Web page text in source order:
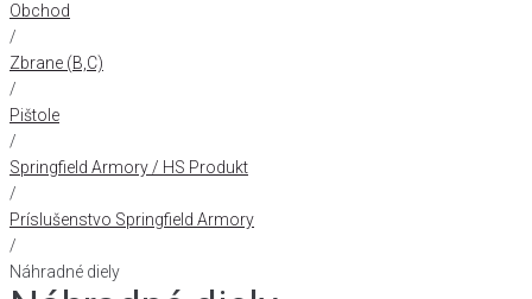
Obchod
/
Zbrane (B,C)
/
Pištole
/
Springfield Armory / HS Produkt
/
Príslušenstvo Springfield Armory
/
Náhradné diely